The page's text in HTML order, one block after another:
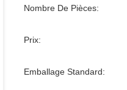
Nombre De Pièces:
Prix:
Emballage Standard: